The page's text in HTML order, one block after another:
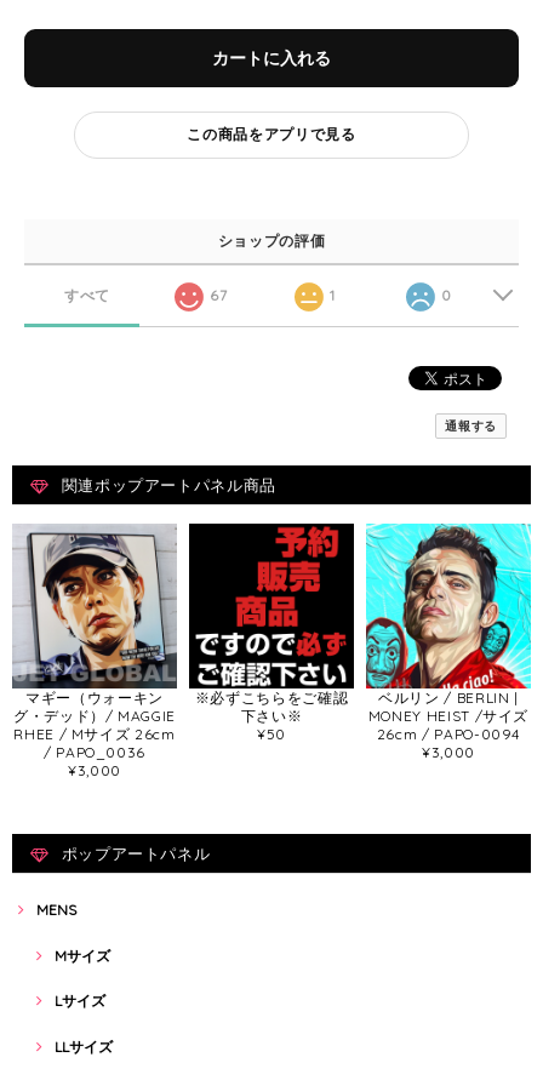
カートに入れる
この商品をアプリで見る
ショップの評価
すべて 67 1 0
通報する
関連ポップアートパネル商品
マギー（ウォーキン
グ・デッド）/ MAGGIE
RHEE / Mサイズ 26cm
/ PAPO_0036
¥3,000
※必ずこちらをご確認
下さい※
¥50
ベルリン / BERLIN |
MONEY HEIST /サイズ
26cm / PAPO-0094
¥3,000
ポップアートパネル
MENS
Mサイズ
Lサイズ
LLサイズ